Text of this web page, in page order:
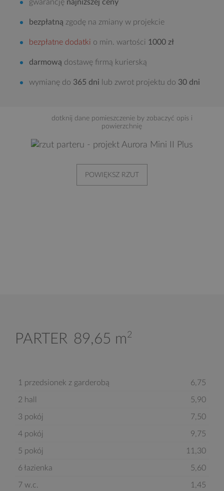
gwarancję najniższej ceny
bezpłatną zgodę na zmiany w projekcie
bezpłatne dodatki o min. wartości 1000 zł
darmową dostawę firmą kurierską
wymianę do 365 dni lub zwrot projektu do 30 dni
dotknij dane pomieszczenie by zobaczyć opis i
powierzchnię
POWIĘKSZ RZUT
PARTER 89,65 m2
1 przedsionek z garderobą 6,75
2 hall 5,90
3 pokój 7,50
4 pokój 9,75
5 pokój 11,30
6 łazienka 5,60
7 w.c. 1,45